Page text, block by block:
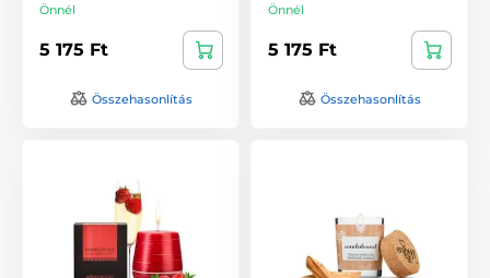
Önnél
5 175 Ft
Összehasonlítás
Önnél
5 175 Ft
Összehasonlítás